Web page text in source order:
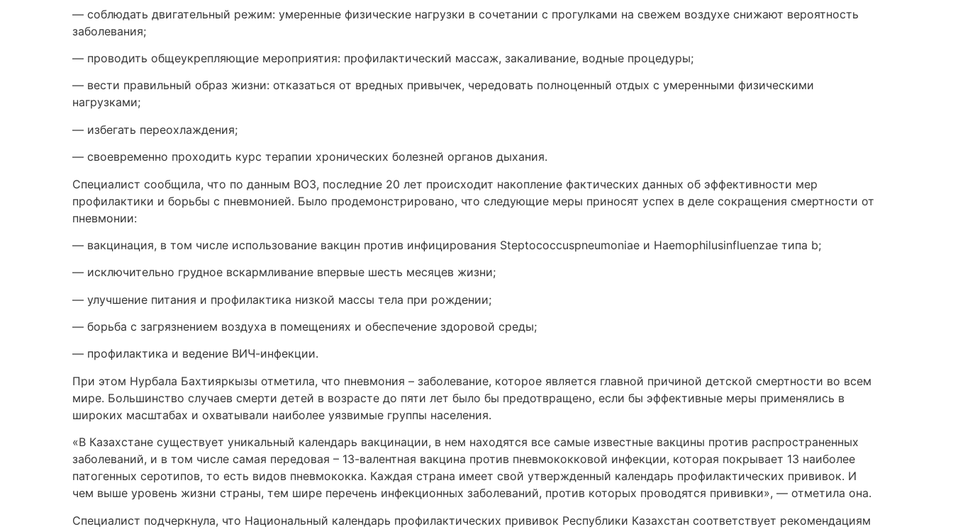
— соблюдать двигательный режим: умеренные физические нагрузки в сочетании с прогулками на свежем воздухе снижают вероятность
заболевания;
— проводить общеукрепляющие мероприятия: профилактический массаж, закаливание, водные процедуры;
— вести правильный образ жизни: отказаться от вредных привычек, чередовать полноценный отдых с умеренными физическими
нагрузками;
— избегать переохлаждения;
— своевременно проходить курс терапии хронических болезней органов дыхания.
Специалист сообщила, что по данным ВОЗ, последние 20 лет происходит накопление фактических данных об эффективности мер
профилактики и борьбы с пневмонией. Было продемонстрировано, что следующие меры приносят успех в деле сокращения смертности от
пневмонии:
— вакцинация, в том числе использование вакцин против инфицирования Steptococcuspneumoniae и Haemophilusinfluenzae типа b;
— исключительно грудное вскармливание впервые шесть месяцев жизни;
— улучшение питания и профилактика низкой массы тела при рождении;
— борьба с загрязнением воздуха в помещениях и обеспечение здоровой среды;
— профилактика и ведение ВИЧ-инфекции.
При этом Нурбала Бахтияркызы отметила, что пневмония – заболевание, которое является главной причиной детской смертности во всем
мире. Большинство случаев смерти детей в возрасте до пяти лет было бы предотвращено, если бы эффективные меры применялись в
широких масштабах и охватывали наиболее уязвимые группы населения.
«В Казахстане существует уникальный календарь вакцинации, в нем находятся все самые известные вакцины против распространенных
заболеваний, и в том числе самая передовая – 13-валентная вакцина против пневмококковой инфекции, которая покрывает 13 наиболее
патогенных серотипов, то есть видов пневмококка. Каждая страна имеет свой утвержденный календарь профилактических прививок. И
чем выше уровень жизни страны, тем шире перечень инфекционных заболеваний, против которых проводятся прививки», — отметила она.
Специалист подчеркнула, что Национальный календарь профилактических прививок Республики Казахстан соответствует рекомендациям